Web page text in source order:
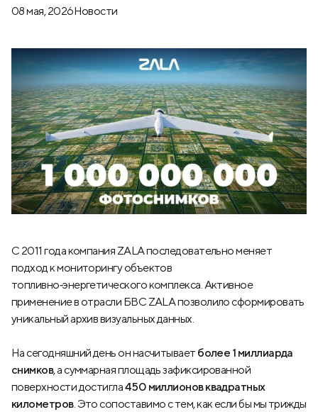
08 мая, 2026Новости
С 2011 года компания ZALA последовательно меняет
подход к мониторингу объектов
топливно‑энергетического комплекса. Активное
применение в отрасли БВС ZALA позволило сформировать
уникальный архив визуальных данных.
На сегодняшний день он насчитывает более 1 миллиарда
снимков, а суммарная площадь зафиксированной
поверхности достигла450 миллионов квадратных
километров. Это сопоставимо с тем, как если бы мы трижды